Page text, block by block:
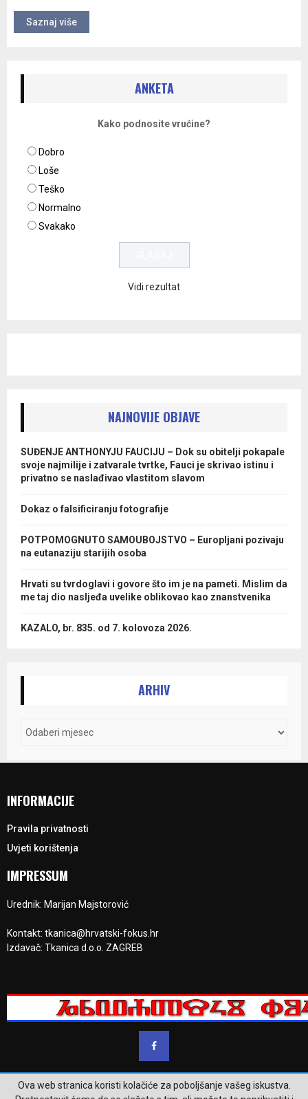
Saznaj više
ANKETA
Kako podnosite vrućine?
Dobro
Loše
Teško
Normalno
Svakako
Vidi rezultat
NAJNOVIJE OBJAVE
SUĐENJE ANTHONYJU FAUCIJU – Dok su obitelji pokapale
svoje najmilije i zatvarale tvrtke, Fauci je skrivao istinu i
privatno se naslađivao vlastitom slavom
Dokaz o falsificiranju fotografije
POTPOMOGNUTO SAMOUBOJSTVO – Europljani pozivaju
na eutanaziju starijih osoba
Hrvati su tvrdoglavi i govore što im je na pameti. Mislim da
me taj dio nasljeđa uvelike oblikovao kao znanstvenika
KAZALO, br. 835. od 7. kolovoza 2026.
ARHIV
INFORMACIJE
Pravila privatnosti
Uvjeti korištenja
IMPRESSUM
Urednik: Marijan Majstorović
Kontakt: tkanica@hrvatski-fokus.hr
Izdavač: Tkanica d.o.o. ZAGREB
@2023 - www.hrvatski-fokus.hr. Sva prava su zadržana.
Ova web stranica koristi kolačiće za poboljšanje vašeg iskustva.